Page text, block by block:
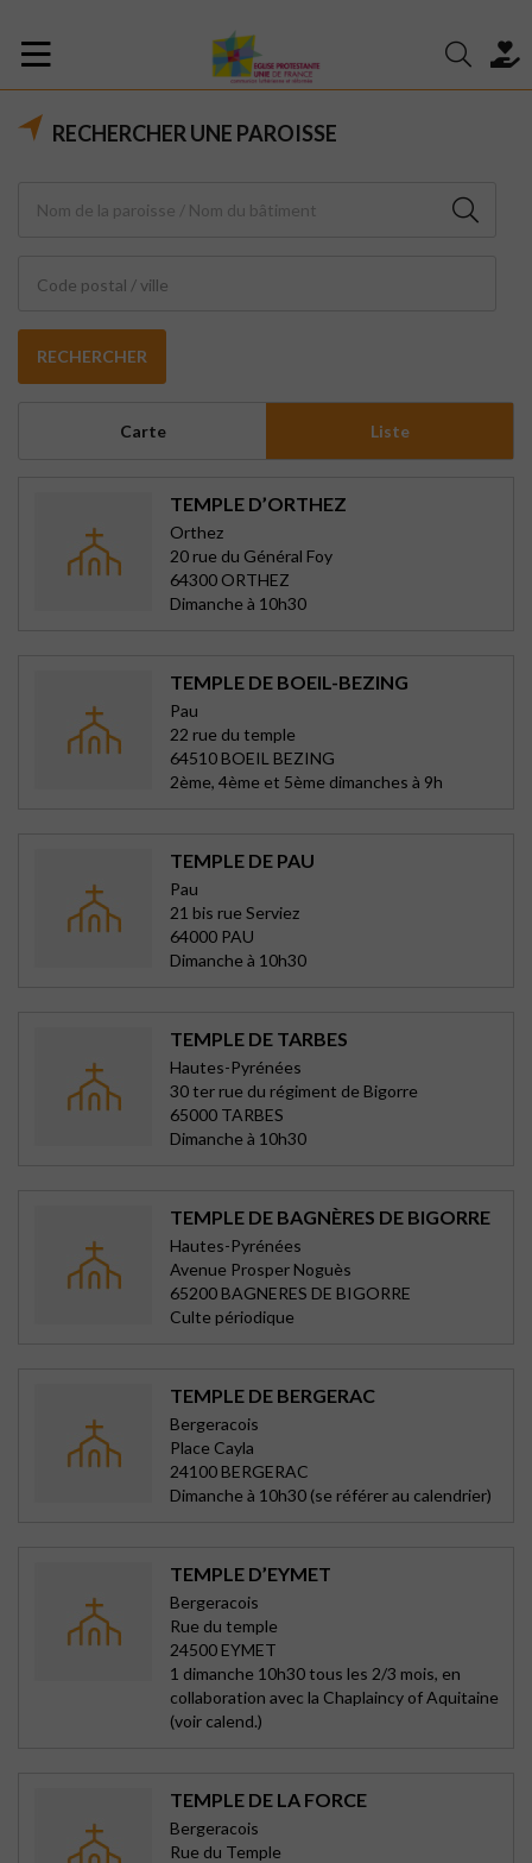
RECHERCHER UNE PAROISSE
Code postal / ville
RECHERCHER
Carte Liste
TEMPLE D’ORTHEZ
Orthez
20 rue du Général Foy
64300 ORTHEZ
Dimanche à 10h30
TEMPLE DE BOEIL-BEZING
Pau
22 rue du temple
64510 BOEIL BEZING
2ème, 4ème et 5ème dimanches à 9h
TEMPLE DE PAU
Pau
21 bis rue Serviez
64000 PAU
Dimanche à 10h30
TEMPLE DE TARBES
Hautes-Pyrénées
30 ter rue du régiment de Bigorre
65000 TARBES
Dimanche à 10h30
TEMPLE DE BAGNÈRES DE BIGORRE
Hautes-Pyrénées
Avenue Prosper Noguès
65200 BAGNERES DE BIGORRE
Culte périodique
TEMPLE DE BERGERAC
Bergeracois
Place Cayla
24100 BERGERAC
Dimanche à 10h30 (se référer au calendrier)
TEMPLE D’EYMET
Bergeracois
Rue du temple
24500 EYMET
1 dimanche 10h30 tous les 2/3 mois, en
collaboration avec la Chaplaincy of Aquitaine
(voir calend.)
TEMPLE DE LA FORCE
Bergeracois
Rue du Temple